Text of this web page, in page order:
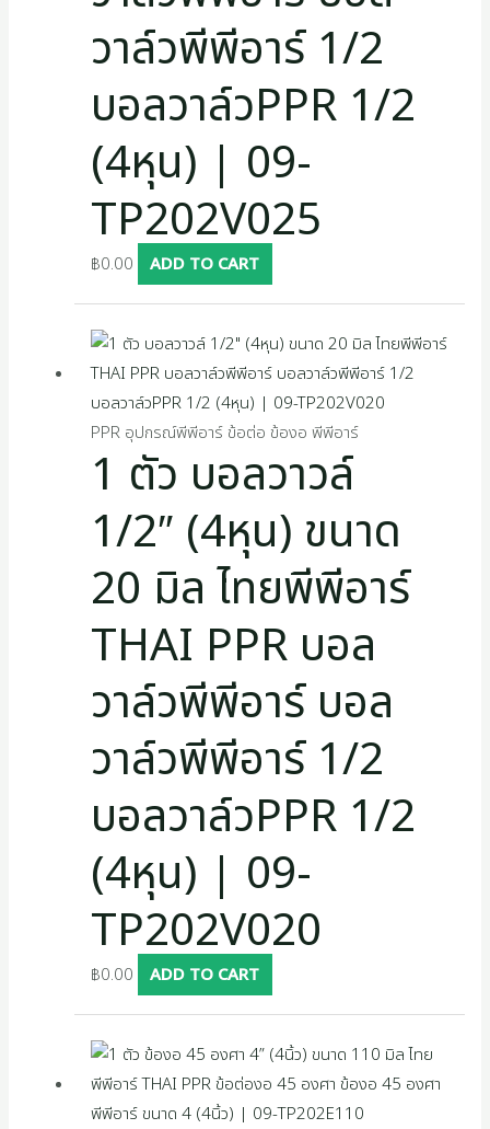
วาล์วพีพีอาร์ 1/2
บอลวาล์วPPR 1/2
(4หุน) | 09-
TP202V025
฿0.00 ADD TO CART
PPR อุปกรณ์พีพีอาร์ ข้อต่อ ข้องอ พีพีอาร์
1 ตัว บอลวาวล์
1/2″ (4หุน) ขนาด
20 มิล ไทยพีพีอาร์
THAI PPR บอล
วาล์วพีพีอาร์ บอล
วาล์วพีพีอาร์ 1/2
บอลวาล์วPPR 1/2
(4หุน) | 09-
TP202V020
฿0.00 ADD TO CART